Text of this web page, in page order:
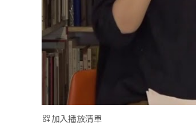
加入播放清單